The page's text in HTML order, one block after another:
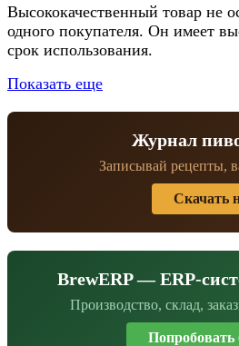
Высококачественный товар не
одного покупателя. Он имеет
срок использования.
Показать еще
Журнал
Записывай рецепты,
Скачать
BrewERP — ERP-
Производство, склад,
Попробовать